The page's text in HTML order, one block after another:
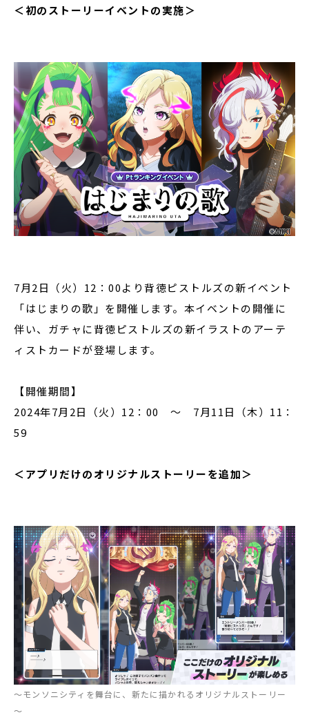
＜初のストーリーイベントの実施＞
7月2日（火）12：00より背徳ピストルズの新イベント
「はじまりの歌」を開催します。本イベントの開催に
伴い、ガチャに背徳ピストルズの新イラストのアーテ
ィストカードが登場します。
【開催期間】
2024年7月2日（火）12：00 ～ 7月11日（木）11：
59
＜アプリだけのオリジナルストーリーを追加＞
～モンソニシティを舞台に、新たに描かれるオリジナルストーリー
～